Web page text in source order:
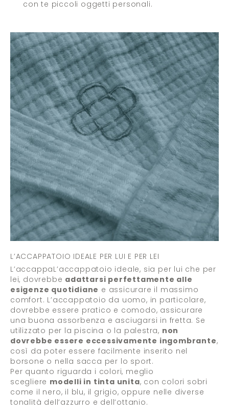
con te piccoli oggetti personali.
L’ACCAPPATOIO IDEALE PER LUI E PER LEI
L’accappaL’accappatoio ideale, sia per lui che per
lei, dovrebbe adattarsi perfettamente alle
esigenze quotidiane e assicurare il massimo
comfort. L’accappatoio da uomo, in particolare,
dovrebbe essere pratico e comodo, assicurare
una buona assorbenza e asciugarsi in fretta. Se
utilizzato per la piscina o la palestra, non
dovrebbe essere eccessivamente ingombrante,
così da poter essere facilmente inserito nel
borsone o nella sacca per lo sport.
Per quanto riguarda i colori, meglio
scegliere modelli in tinta unita, con colori sobri
come il nero, il blu, il grigio, oppure nelle diverse
tonalità dell’azzurro e dell’ottanio.